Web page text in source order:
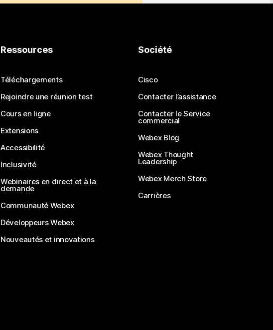
Ressources
Téléchargements
Rejoindre une réunion test
Cours en ligne
Extensions
Accessibilité
Inclusivité
Webinaires en direct et à la
demande
Communauté Webex
Développeurs Webex
Nouveautés et innovations
Société
Cisco
Contacter l’assistance
Contacter le Service
commercial
Webex Blog
Webex Thought
Leadership
Webex Merch Store
Carrières